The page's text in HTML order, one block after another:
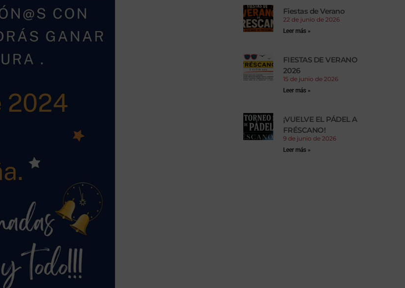
Fiestas de Verano
22 de junio de 2026
Leer más »
FIESTAS DE VERANO
2026
15 de junio de 2026
Leer más »
¡VUELVE EL PÁDEL A
FRÉSCANO!
9 de junio de 2026
Leer más »